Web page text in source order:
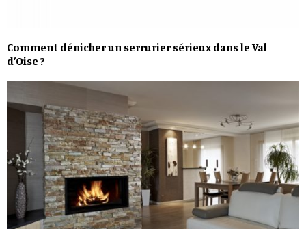
Comment dénicher un serrurier sérieux dans le Val
d’Oise ?